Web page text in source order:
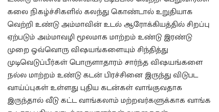
கலை நிகழ்ச்சிகளில் கலந்து கொண்டால் உறுதியாக
வெற்றி உண்டு அம்மாவின் உடல் ஆரோக்கியத்தில் சிறப்பு
ஏற்படும் அம்மாவழி மூலமாக மாற்றம் உண்டு இரண்டு
முறை ஒவ்வொரு விஷயங்களையும் சிந்தித்து
முடிவெடுப்பீர்கள் பொருளாதாரம் சார்ந்த விஷயங்களை
நல்ல மாற்றம் உண்டு கடன் பிரச்சினை இருந்து விடுபட
வாய்ப்புகள் உள்ளது புதிய கடன்கள் வாங்குவதாக
இருந்தால் வீடு கட்ட வாங்கலாம் மற்றவர்களுக்காக வாங்க